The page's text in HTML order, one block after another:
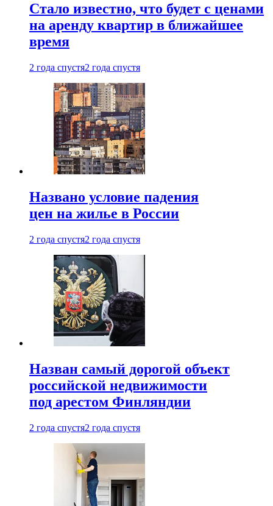
Стало известно, что будет с ценами
на аренду квартир в ближайшее
время
2 года спустя2 года спустя
Названо условие падения
цен на жилье в России
2 года спустя2 года спустя
Назван самый дорогой объект
российской недвижимости
под арестом Финляндии
2 года спустя2 года спустя